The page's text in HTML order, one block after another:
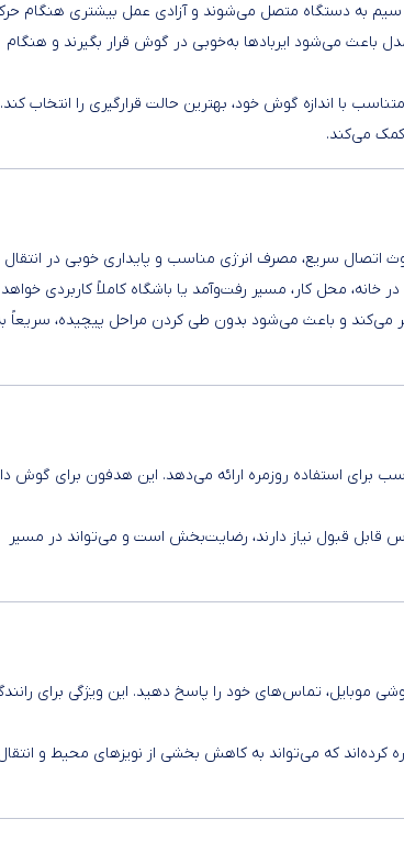
به دستگاه متصل می‌شوند و آزادی عمل بیشتری هنگام
باعث می‌شود ایربادها به‌خوبی در گوش قرار بگیرند و هنگام
با اندازه گوش خود، بهترین حالت قرارگیری را انتخاب
کمک می‌کند.
اتصال سریع، مصرف انرژی مناسب و پایداری خوبی در
خانه، محل کار، مسیر رفت‌وآمد یا باشگاه کاملاً کاربردی
می‌کند و باعث می‌شود بدون طی کردن مراحل پیچیده، سریعاً
برای استفاده روزمره ارائه می‌دهد. این هدفون برای گوش
قابل قبول نیاز دارند، رضایت‌بخش است و می‌تواند در مسیر
موبایل، تماس‌های خود را پاسخ دهید. این ویژگی برای
کرده‌اند که می‌تواند به کاهش بخشی از نویزهای محیط و